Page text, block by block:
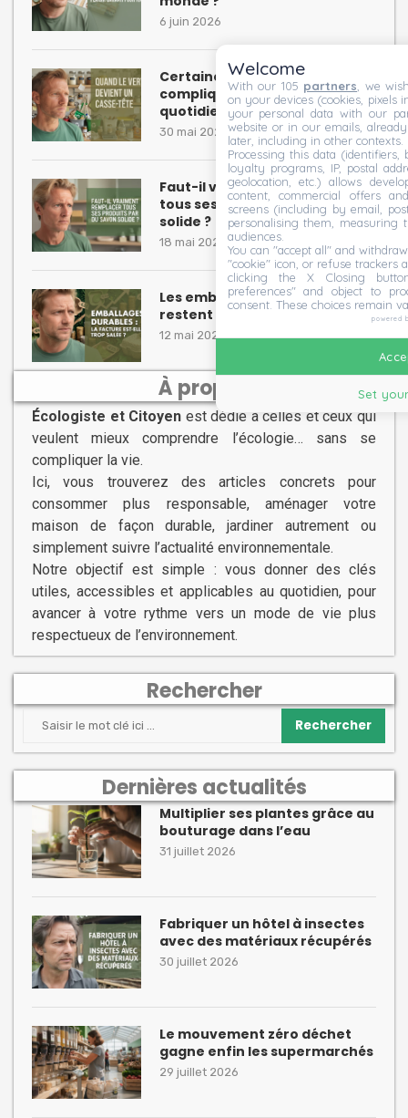
6 juin 2026
Certaines habitudes “écolos”
compliquent inutilement le
quotidien
30 mai 2026
Faut-il vraiment remplacer
tous ses produits par du savon
solide ?
18 mai 2026
Les emballages écologiques
restent parfois hors de prix
12 mai 2026
À propos
Écologiste et Citoyen est dédié à celles et ceux qui
veulent mieux comprendre l’écologie… sans se
compliquer la vie.
Ici, vous trouverez des articles concrets pour
consommer plus responsable, aménager votre
maison de façon durable, jardiner autrement ou
simplement suivre l’actualité environnementale.
Notre objectif est simple : vous donner des clés
utiles, accessibles et applicables au quotidien, pour
avancer à votre rythme vers un mode de vie plus
respectueux de l’environnement.
Rechercher
Rechercher
Dernières actualités
Multiplier ses plantes grâce au
bouturage dans l’eau
31 juillet 2026
Fabriquer un hôtel à insectes
avec des matériaux récupérés
30 juillet 2026
Le mouvement zéro déchet
gagne enfin les supermarchés
29 juillet 2026
Welcome
With our 105 partners , we
on your devices (cookies, pixels
your personal data with our
website or in our emails,
later, including in other contexts.
Processing this data (identifiers,
loyalty programs, IP, postal
geolocation, etc.) allows
content, commercial offers
screens (including by email,
personalising them, measuring
audiences.
You can "accept all" and
"cookie" icon, or refuse trackers
clicking the X Closing
preferences" and object to
consent. These choices remain
powered
Set